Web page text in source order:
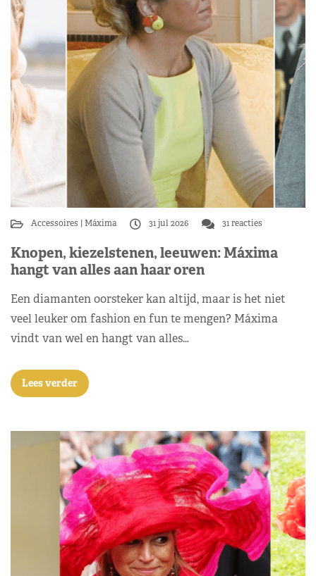
Accessoires Máxima 31 jul 2026 31 reacties
Knopen, kiezelstenen, leeuwen: Máxima
hangt van alles aan haar oren
Een diamanten oorsteker kan altijd, maar is het niet
veel leuker om fashion en fun te mengen? Máxima
vindt van wel en hangt van alles…
Lees verder